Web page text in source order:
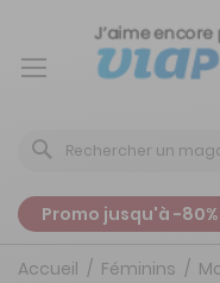
Promo jusqu'à -80%
Accueil Féminins